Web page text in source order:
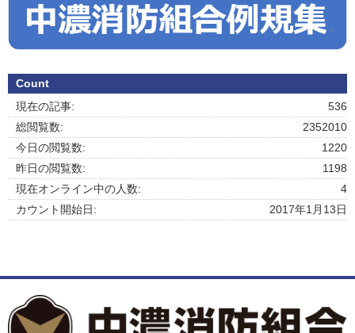
Count
536
現在の記事:
2352010
総閲覧数:
1220
今日の閲覧数:
1198
昨日の閲覧数:
4
現在オンライン中の人数:
2017年1月13日
カウント開始日: